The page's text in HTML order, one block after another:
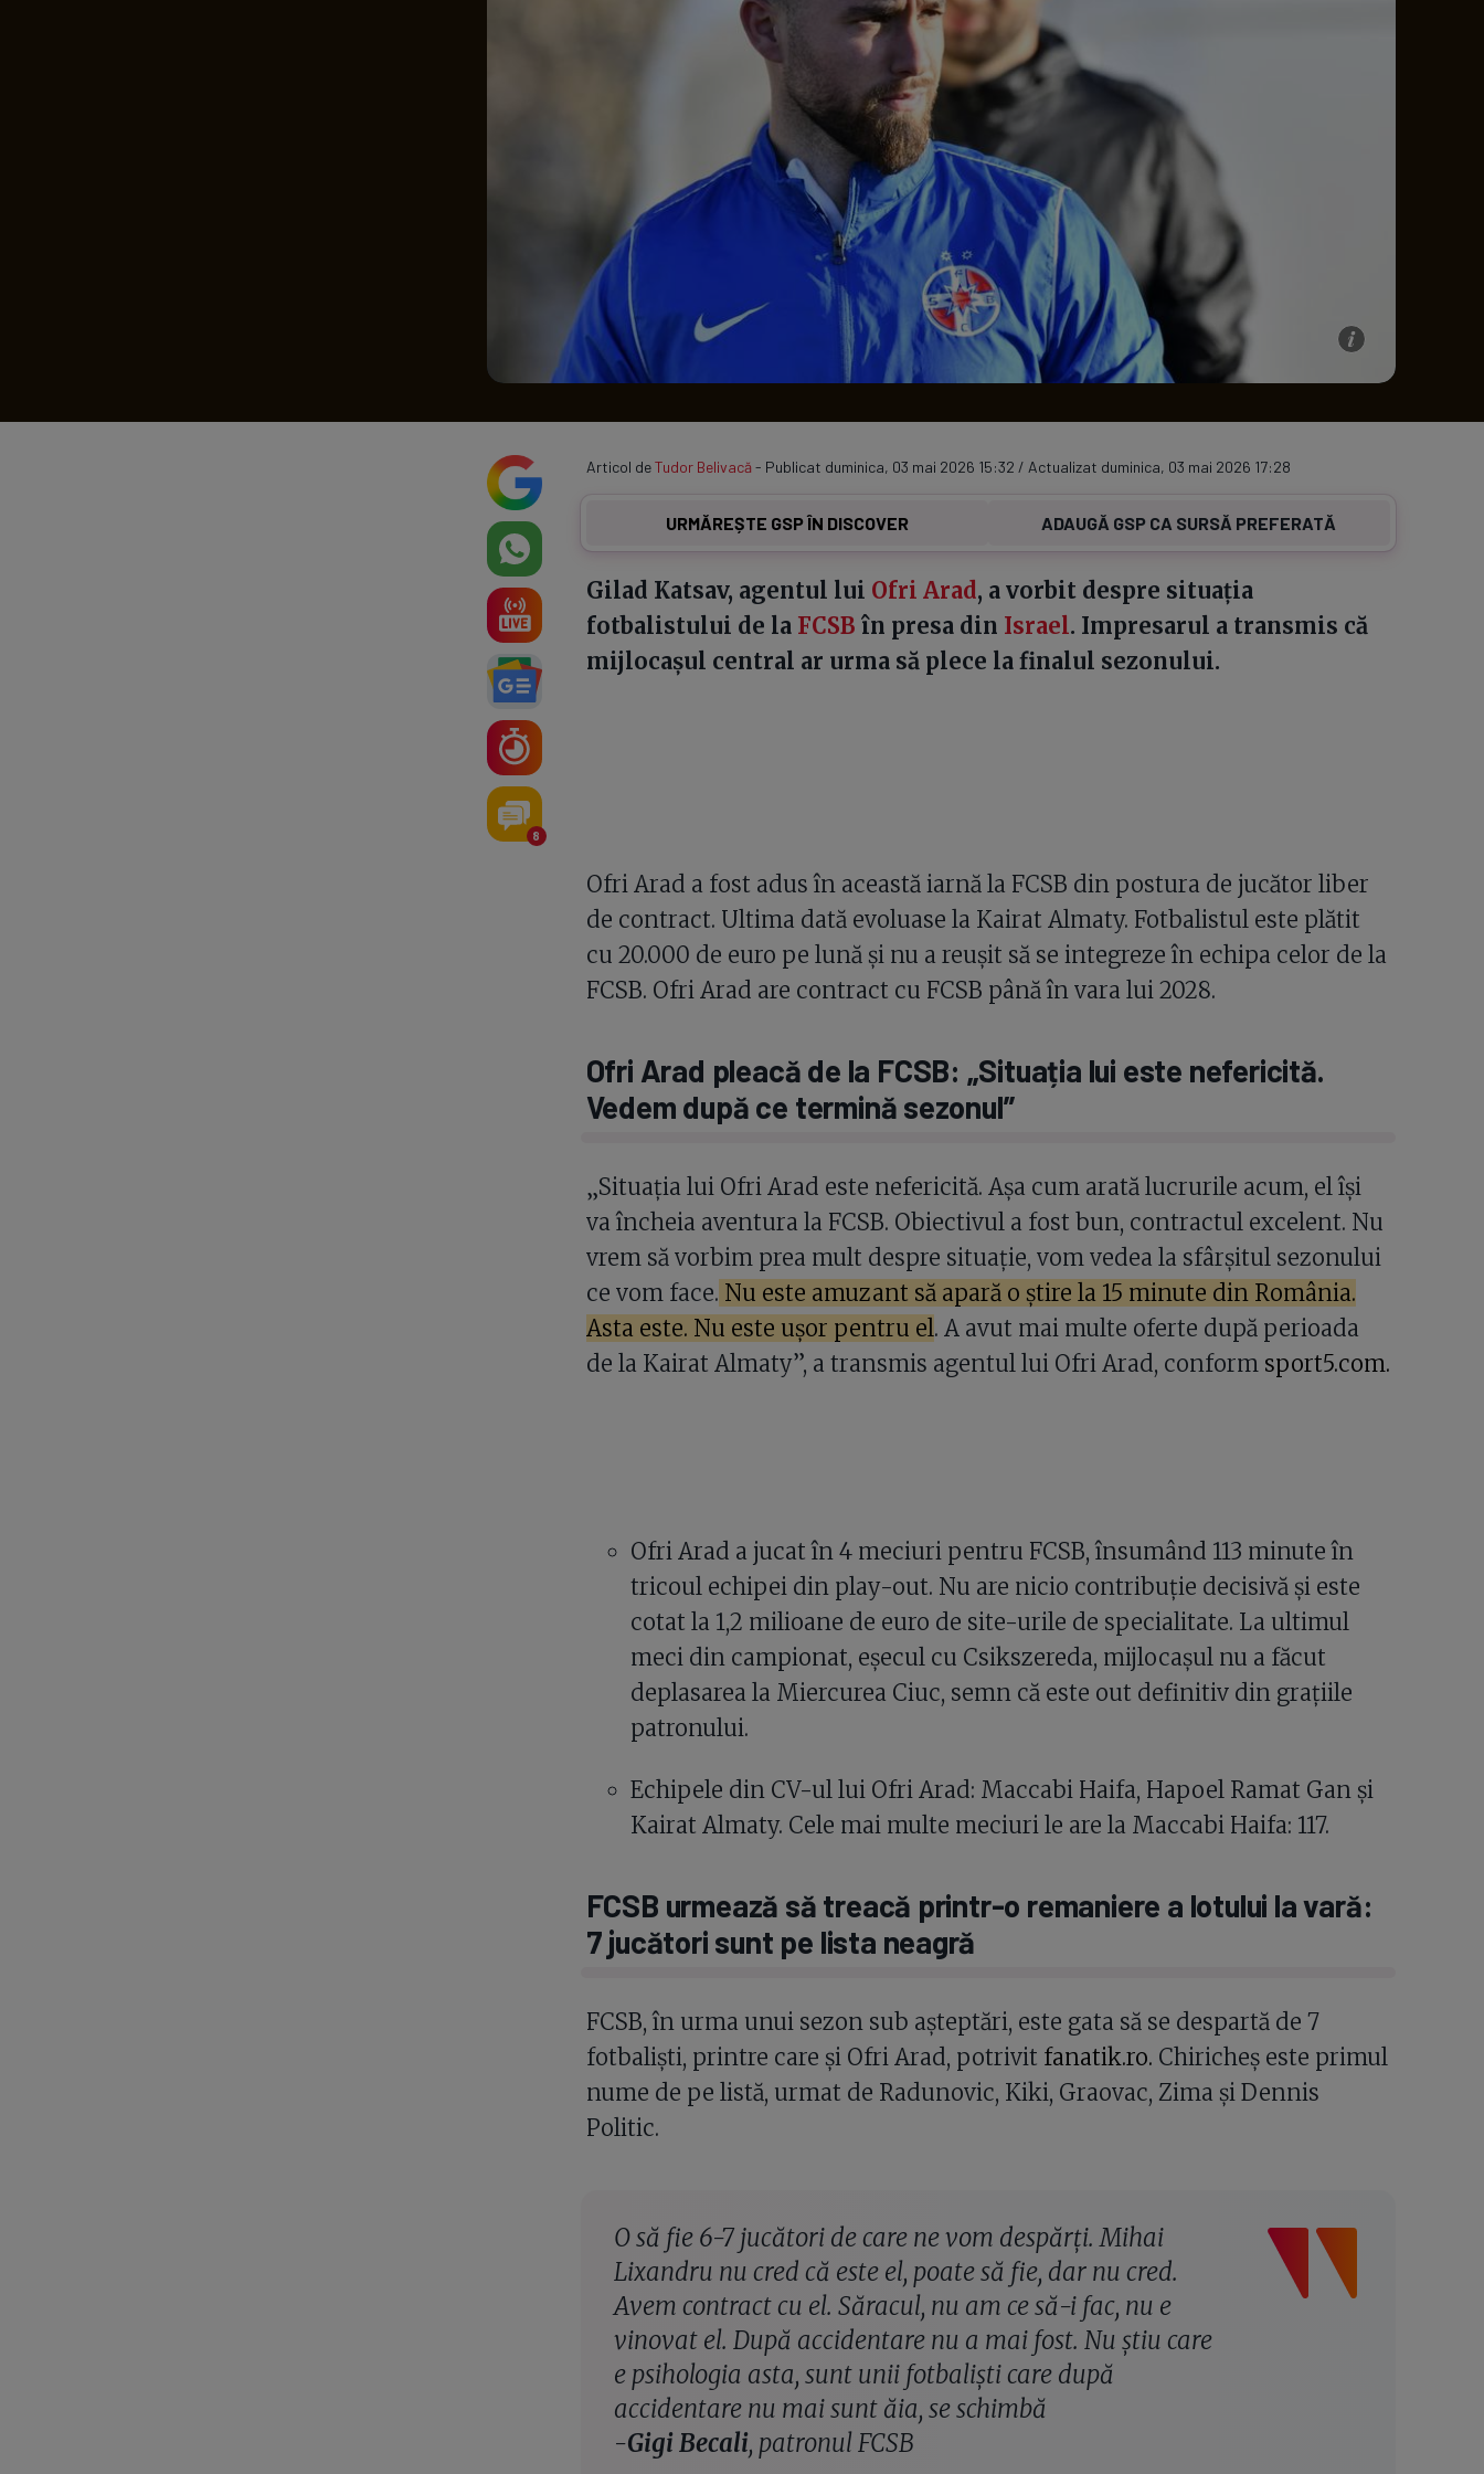
Serie A
Echipe Meciuri
Program TV
8
Articol deTudor Belivacă- Publicat duminica, 03 mai 2026 15:32 / Actualizat duminica, 03 mai 2026 17:28
URMĂREȘTE GSP ÎN DISCOVER ADAUGĂ GSP CA SURSĂ PREFERATĂ
Gilad Katsav, agentul lui Ofri Arad, a vorbit despre situația
fotbalistului de la FCSB în presa din Israel. Impresarul a transmis că
mijlocașul central ar urma să plece la finalul sezonului.
Ofri Arad a fost adus în această iarnă la FCSB din postura de jucător liber
de contract. Ultima dată evoluase la Kairat Almaty. Fotbalistul este plătit
cu 20.000 de euro pe lună și nu a reușit să se integreze în echipa celor de la
FCSB. Ofri Arad are contract cu FCSB până în vara lui 2028.
Ofri Arad pleacă de la FCSB: „Situația lui este nefericită.
Vedem după ce termină sezonul”
„Situația lui Ofri Arad este nefericită. Așa cum arată lucrurile acum, el își
va încheia aventura la FCSB. Obiectivul a fost bun, contractul excelent. Nu
vrem să vorbim prea mult despre situație, vom vedea la sfârșitul sezonului
ce vom face. Nu este amuzant să apară o știre la 15 minute din România.
Asta este. Nu este ușor pentru el . A avut mai multe oferte după perioada
de la Kairat Almaty”, a transmis agentul lui Ofri Arad, conform sport5.com.
Ofri Arad a jucat în 4 meciuri pentru FCSB, însumând 113 minute în
tricoul echipei din play-out. Nu are nicio contribuție decisivă și este
cotat la 1,2 milioane de euro de site-urile de specialitate. La ultimul
meci din campionat, eșecul cu Csikszereda, mijlocașul nu a făcut
deplasarea la Miercurea Ciuc, semn că este out definitiv din grațiile
patronului.
Echipele din CV-ul lui Ofri Arad: Maccabi Haifa, Hapoel Ramat Gan și
Kairat Almaty. Cele mai multe meciuri le are la Maccabi Haifa: 117.
FCSB urmează să treacă printr-o remaniere a lotului la vară:
7 jucători sunt pe lista neagră
FCSB, în urma unui sezon sub așteptări, este gata să se despartă de 7
fotbaliști, printre care și Ofri Arad, potrivit fanatik.ro. Chiricheș este primul
nume de pe listă, urmat de Radunovic, Kiki, Graovac, Zima și Dennis
Politic.
O să fie 6-7 jucători de care ne vom despărți. Mihai
Lixandru nu cred că este el, poate să fie, dar nu cred.
Avem contract cu el. Săracul, nu am ce să-i fac, nu e
vinovat el. După accidentare nu a mai fost. Nu știu care
e psihologia asta, sunt unii fotbaliști care după
accidentare nu mai sunt ăia, se schimbă
-Gigi Becali, patronul FCSB